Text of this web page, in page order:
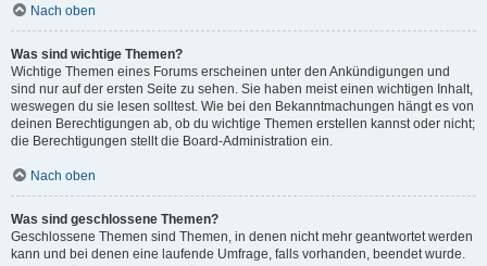
Nach oben
Was sind wichtige Themen?
Wichtige Themen eines Forums erscheinen unter den Ankündigungen und
sind nur auf der ersten Seite zu sehen. Sie haben meist einen wichtigen Inhalt,
weswegen du sie lesen solltest. Wie bei den Bekanntmachungen hängt es von
deinen Berechtigungen ab, ob du wichtige Themen erstellen kannst oder nicht;
die Berechtigungen stellt die Board-Administration ein.
Nach oben
Was sind geschlossene Themen?
Geschlossene Themen sind Themen, in denen nicht mehr geantwortet werden
kann und bei denen eine laufende Umfrage, falls vorhanden, beendet wurde.